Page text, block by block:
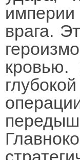
врага.
кровью.